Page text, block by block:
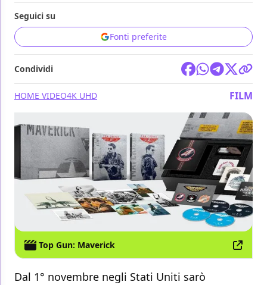
Seguici su
Fonti preferite
Condividi
HOME VIDEO4K UHD FILM
Top Gun: Maverick
Dal 1° novembre negli Stati Uniti sarò